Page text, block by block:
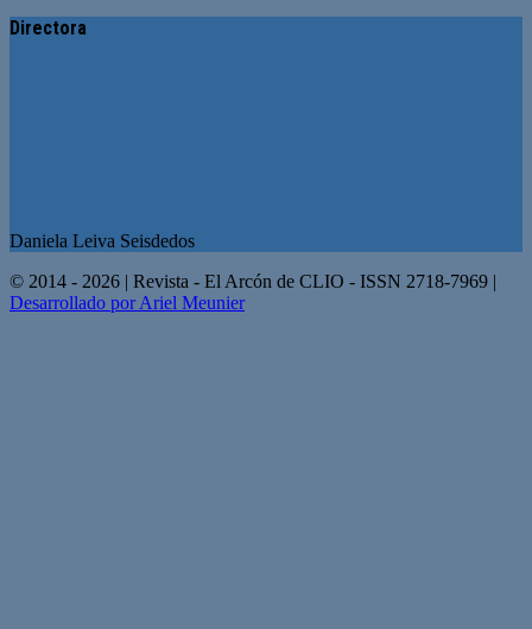
Directora
Daniela Leiva Seisdedos
© 2014 - 2026 | Revista - El Arcón de CLIO - ISSN 2718-7969 |
Desarrollado por Ariel Meunier